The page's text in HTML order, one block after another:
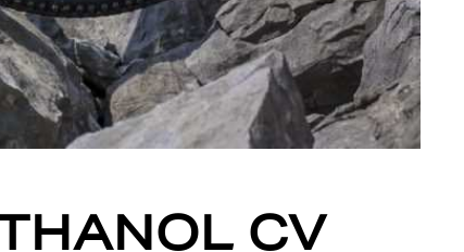
CV